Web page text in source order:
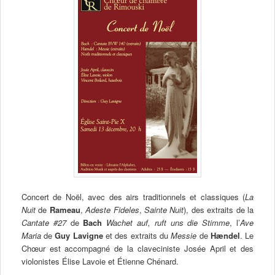
Concert de Noël, avec des airs traditionnels et classiques (La
Nuitde Rameau,Adeste Fideles, Sainte Nuit), des extraits de la
Cantate #27de Bach Wachet auf, ruft uns die Stimme, l’Ave
MariadeGuy Lavigneet des extraits duMessie de Hændel. Le
Chœur est accompagné de la claveciniste Josée April et des
violonistes Élise Lavoie et Étienne Chénard.